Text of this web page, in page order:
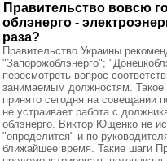
Правительство вовсю
облэнерго -
раза?
Правительство Украины
"Запорожоблэнерго";
пересмотреть вопрос
занимаемым должностям.
принято сегодня на совещании
не устраивает работа с
облэнерго. Виктор Ющенко не
"определится" и по
ближайшее время. Такие шаги